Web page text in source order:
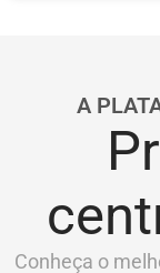
A
Conheça o